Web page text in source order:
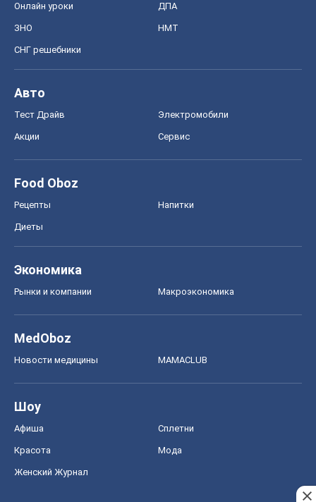
Онлайн уроки ДПА
ЗНО НМТ
СНГ решебники
Авто
Тест Драйв Электромобили
Акции Сервис
Food Oboz
Рецепты Напитки
Диеты
Экономика
Рынки и компании Mакроэкономика
MedOboz
Новости медицины MAMACLUB
Шоу
Афиша Сплетни
Красота Мода
Женский Журнал